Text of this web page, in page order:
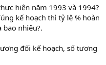
hiện năm 1993 và 1994?
kế hoạch thì tỷ lệ % hoàn
bao nhiêu?.
đối kế hoạch, số tương